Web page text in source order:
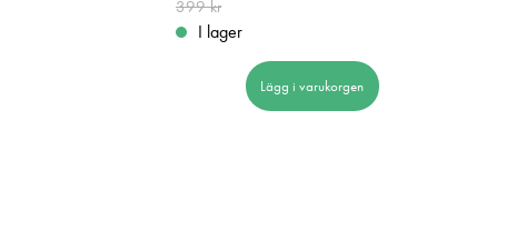
399 kr
I lager
Lägg i varukorgen